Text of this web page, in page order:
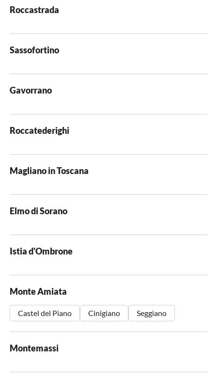
Roccastrada
Sassofortino
Gavorrano
Roccatederighi
Magliano in Toscana
Elmo di Sorano
Istia d'Ombrone
Monte Amiata
Castel del Piano Cinigiano Seggiano
Montemassi